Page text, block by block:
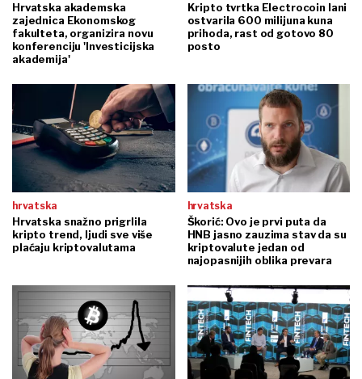
Hrvatska akademska
zajednica Ekonomskog
fakulteta, organizira novu
konferenciju 'Investicijska
akademija'
Kripto tvrtka Electrocoin lani
ostvarila 600 milijuna kuna
prihoda, rast od gotovo 80
posto
hrvatska
Hrvatska snažno prigrlila
kripto trend, ljudi sve više
plaćaju kriptovalutama
hrvatska
Škorić: Ovo je prvi puta da
HNB jasno zauzima stav da su
kriptovalute jedan od
najopasnijih oblika prevara